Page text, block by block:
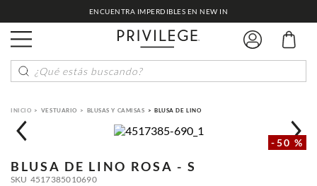
ENCUENTRA IMPERDIBLES EN NEW IN
¿Qué estás buscando?
VESTUARIO BLUSAS Y CAMISAS BLUSA DE LINO
-50 %
BLUSA DE LINO ROSA - S
SKU 4517385010690